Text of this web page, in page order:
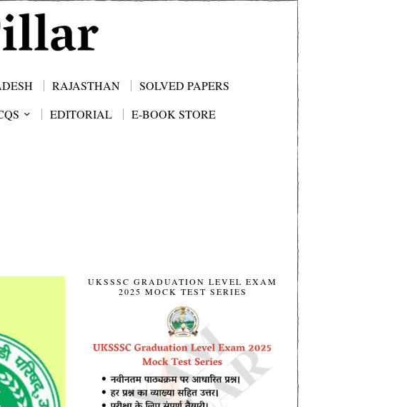
RAJASTHAN
SOLVED PAPERS
EDITORIAL
E-BOOK STORE
UKSSSC GRADUATION LEVEL EXAM
2025 MOCK TEST SERIES